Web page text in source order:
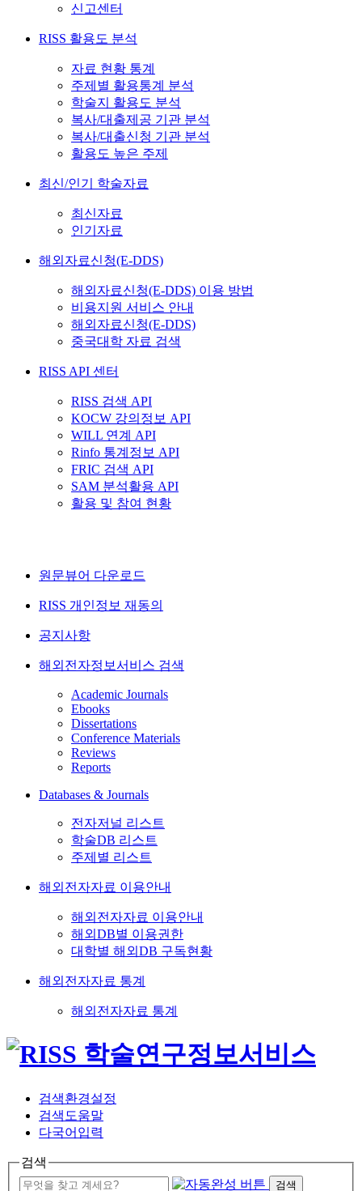
신고센터
RISS 활용도 분석
자료 현황 통계
주제별 활용통계 분석
학술지 활용도 분석
복사/대출제공 기관 분석
복사/대출신청 기관 분석
활용도 높은 주제
최신/인기 학술자료
최신자료
인기자료
해외자료신청(E-DDS)
해외자료신청(E-DDS) 이용 방법
비용지원 서비스 안내
해외자료신청(E-DDS)
중국대학 자료 검색
RISS API 센터
RISS 검색 API
KOCW 강의정보 API
WILL 연계 API
Rinfo 통계정보 API
FRIC 검색 API
SAM 분석활용 API
활용 및 참여 현황
원문뷰어 다운로드
RISS 개인정보 재동의
공지사항
해외전자정보서비스 검색
Academic Journals
Ebooks
Dissertations
Conference Materials
Reviews
Reports
Databases & Journals
전자저널 리스트
학술DB 리스트
주제별 리스트
해외전자자료 이용안내
해외전자자료 이용안내
해외DB별 이용권한
대학별 해외DB 구독현황
해외전자자료 통계
해외전자자료 통계
검색환경설정
검색도움말
다국어입력
검색
검색